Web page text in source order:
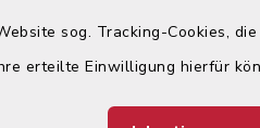
sog. Tracking-Cookies,
erteilte Einwilligung hierfür